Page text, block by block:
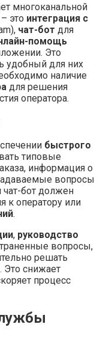
многоканальной
это интеграция с
чат-бот для
помощь
Это
удобный для них
наличие
для решения
оператора.
быстрого
типовые
информация о
вопросы
бот должен
к оператору или
.
, руководство
вопросы,
решать
. Это снижает
процесс